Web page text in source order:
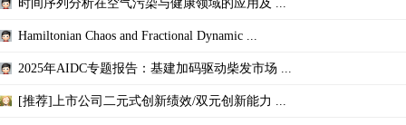
时间序列分析在空气污染与健康领域的应用及 ...
Hamiltonian Chaos and Fractional Dynamic ...
2025年AIDC专题报告：基建加码驱动柴发市场 ...
[推荐]上市公司二元式创新绩效/双元创新能力 ...